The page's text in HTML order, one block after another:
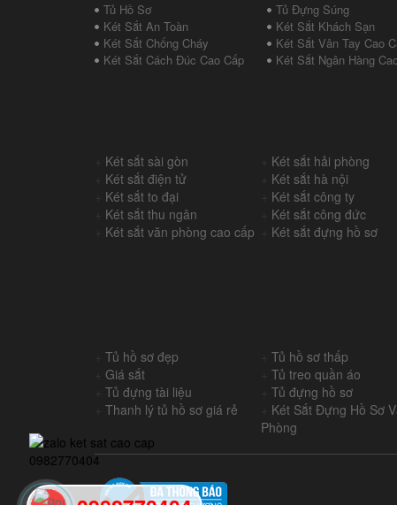
Tủ Hồ Sơ
Tủ Đựng Súng
Két Sắt An Toàn
Két Sắt Khách Sạn
Két Sắt Chống Cháy
Két Sắt Vân Tay Cao
Két Sắt Cách Đúc Cao Cấp
Két Sắt Ngân Hàng
Két sắt sài gòn Két sắt hải phòng
Két sắt điện tử Két sắt hà nội
Két sắt to đại Két sắt công ty
Két sắt thu ngân Két sắt công đức
Két sắt văn phòng cao cấp Két sắt đựng hồ sơ
Tủ hồ sơ đẹp +Tủ hồ sơ thấp
Giá sắt +Tủ treo quần áo
Tủ đựng tài liệu +Tủ đựng hồ sơ
Thanh lý tủ hồ sơ giá rẻ
Két Sắt Đựng Hồ Sơ
Phòng